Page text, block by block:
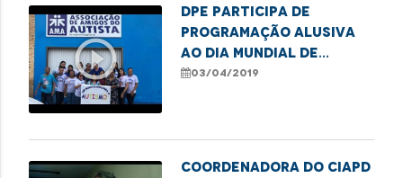
play_circle_outline
DPE participa de
programação alusiva
ao Dia Mundial de
Conscientização do
03/04/2019
Coordenadora do Ciapd